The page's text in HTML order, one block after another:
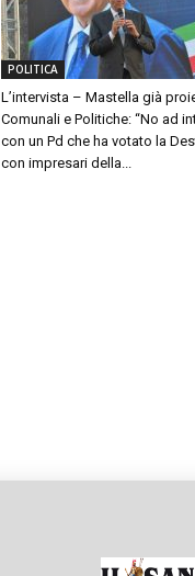
POLITICA
L’intervista – Mastella già
Comunali e Politiche: “No ad
con un Pd che ha votato la
con impresari della...